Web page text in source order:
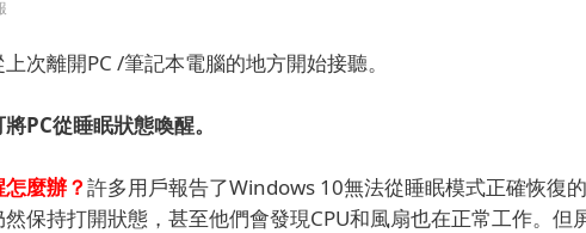
次離開PC /筆記本電腦的地方開始接聽。
PC從睡眠狀態喚醒。
怎麼辦？許多用戶報告了Windows 10無法從睡眠模式正確恢復的
保持打開狀態，甚至他們會發現CPU和風扇也在正常工作。 但